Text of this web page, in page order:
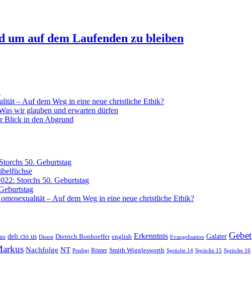
um auf dem Laufenden zu bleiben
– Auf dem Weg in eine neue christliche Ethik?
wir glauben und erwarten dürfen
Blick in den Abgrund
50. Geburtstag
Storchs 50. Geburtstag
– Auf dem Weg in eine neue christliche Ethik?
deli.cio.us Dienst Dietrich Bonhoeffer english Erkenntnis Evangelisation Galater Gebet
Nachfolge NT Predigt Römer Smith Wigglesworth Sprüche 14 Sprüche 15 Sprüche 16